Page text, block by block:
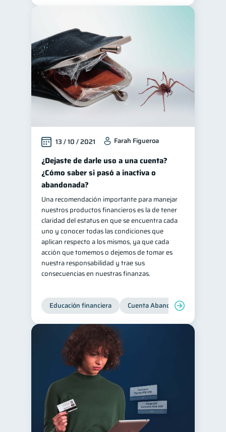
13 / 10 / 2021 Farah Figueroa
¿Dejaste de darle uso a una cuenta?
¿Cómo saber si pasó a inactiva o
abandonada?
Una recomendación importante para manejar
nuestros productos financieros es la de tener
claridad del estatus en que se encuentra cada
uno y conocer todas las condiciones que
aplican respecto a los mismos, ya que cada
acción que tomemos o dejemos de tomar es
nuestra responsabilidad y trae sus
consecuencias en nuestras finanzas.
Educación financiera Cuenta Abandonada